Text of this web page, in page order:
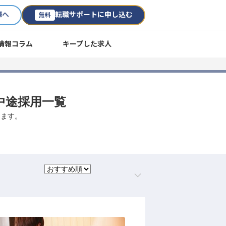
へ 無料 転職サポートに申し込む
報コラム キープした求人
途採用一覧
す。